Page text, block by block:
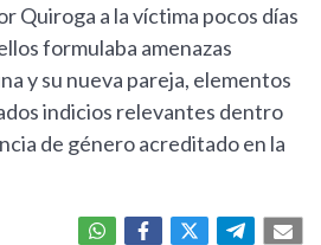
Quiroga a la víctima pocos días
formulaba amenazas
y su nueva pareja, elementos
indicios relevantes dentro
de género acreditado en la